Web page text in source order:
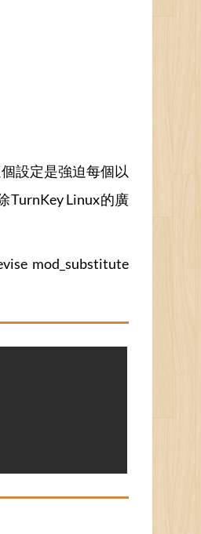
設定是強迫每個以
TurnKey Linux的廣
mod_substitute